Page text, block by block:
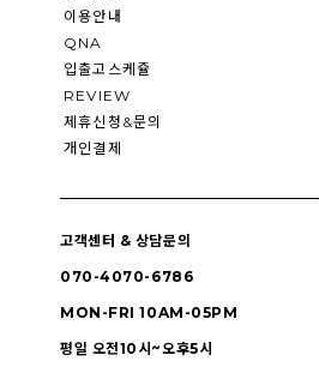
이용안내
QNA
입출고스케쥴
REVIEW
제휴신청&문의
개인결제
고객센터 & 상담문의
070-4070-6786
MON-FRI 10AM-05PM
평일 오전10시~오후5시